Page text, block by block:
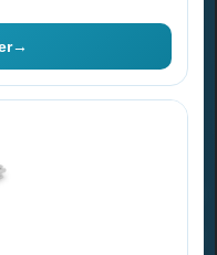
→